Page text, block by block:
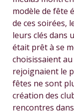
modèle de fête
de ces soirées,
leurs clés dans
était prêt à se
choisissaient
rejoignaient le
fêtes ne sont
création des
rencontres